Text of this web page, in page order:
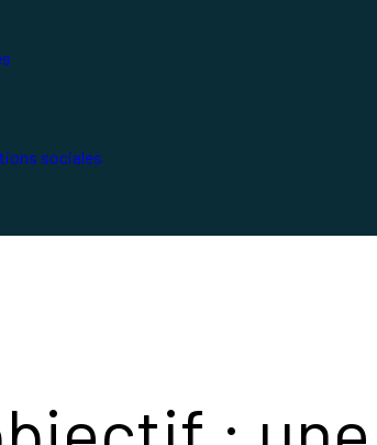
sociales